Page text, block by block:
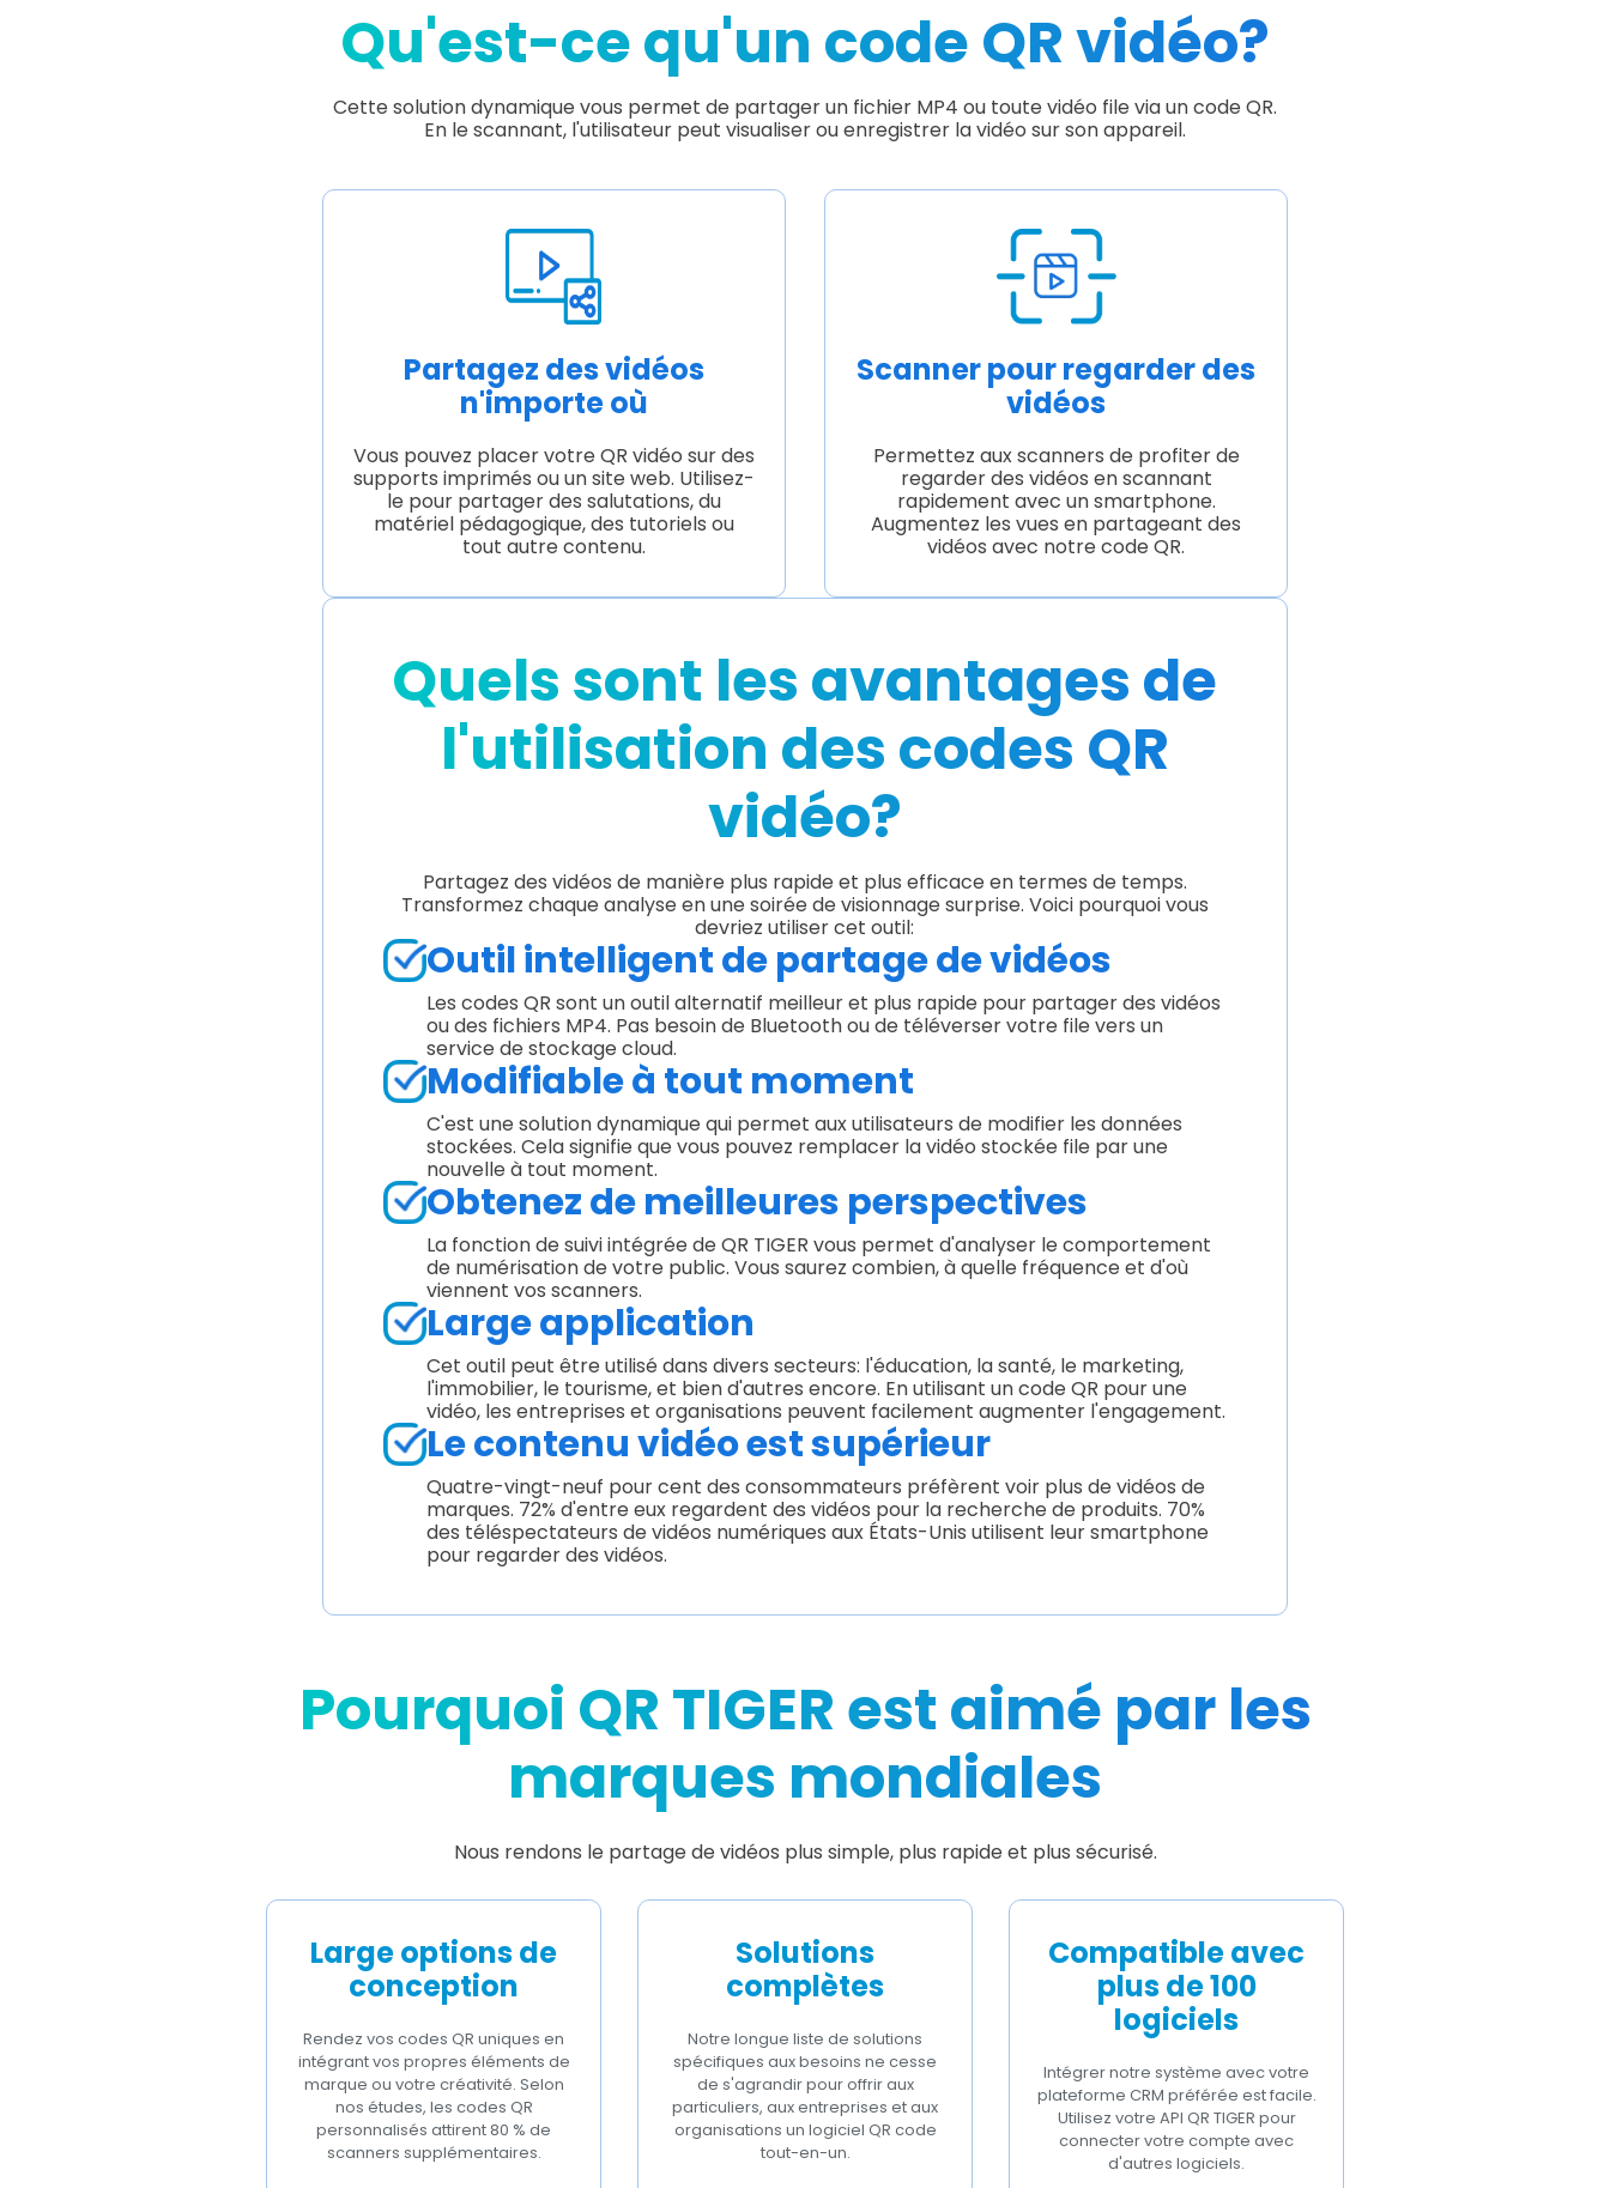
Qu'est-ce qu'un code QR vidéo?
Cette solution dynamique vous permet de partager un fichier MP4 ou toute vidéo file via un code QR.
En le scannant, l'utilisateur peut visualiser ou enregistrer la vidéo sur son appareil.
Partagez des vidéos
n'importe où
Vous pouvez placer votre QR vidéo sur des
supports imprimés ou un site web. Utilisez-
le pour partager des salutations, du
matériel pédagogique, des tutoriels ou
tout autre contenu.
Scanner pour regarder des
vidéos
Permettez aux scanners de profiter de
regarder des vidéos en scannant
rapidement avec un smartphone.
Augmentez les vues en partageant des
vidéos avec notre code QR.
Quels sont les avantages de
l'utilisation des codes QR
vidéo?
Partagez des vidéos de manière plus rapide et plus efficace en termes de temps.
Transformez chaque analyse en une soirée de visionnage surprise. Voici pourquoi vous
devriez utiliser cet outil:
Outil intelligent de partage de vidéos
Les codes QR sont un outil alternatif meilleur et plus rapide pour partager des vidéos
ou des fichiers MP4. Pas besoin de Bluetooth ou de téléverser votre file vers un
service de stockage cloud.
Modifiable à tout moment
C'est une solution dynamique qui permet aux utilisateurs de modifier les données
stockées. Cela signifie que vous pouvez remplacer la vidéo stockée file par une
nouvelle à tout moment.
Obtenez de meilleures perspectives
La fonction de suivi intégrée de QR TIGER vous permet d'analyser le comportement
de numérisation de votre public. Vous saurez combien, à quelle fréquence et d'où
viennent vos scanners.
Large application
Cet outil peut être utilisé dans divers secteurs: l'éducation, la santé, le marketing,
l'immobilier, le tourisme, et bien d'autres encore. En utilisant un code QR pour une
vidéo, les entreprises et organisations peuvent facilement augmenter l'engagement.
Le contenu vidéo est supérieur
Quatre-vingt-neuf pour cent des consommateurs préfèrent voir plus de vidéos de
marques. 72% d'entre eux regardent des vidéos pour la recherche de produits. 70%
des téléspectateurs de vidéos numériques aux États-Unis utilisent leur smartphone
pour regarder des vidéos.
Pourquoi QR TIGER est aimé par les
marques mondiales
Nous rendons le partage de vidéos plus simple, plus rapide et plus sécurisé.
Large options de
conception
Rendez vos codes QR uniques en
intégrant vos propres éléments de
marque ou votre créativité. Selon
nos études, les codes QR
personnalisés attirent 80 % de
scanners supplémentaires.
Solutions
complètes
Notre longue liste de solutions
spécifiques aux besoins ne cesse
de s'agrandir pour offrir aux
particuliers, aux entreprises et aux
organisations un logiciel QR code
tout-en-un.
Compatible avec
plus de 100
logiciels
Intégrer notre système avec votre
plateforme CRM préférée est facile.
Utilisez votre API QR TIGER pour
connecter votre compte avec
d'autres logiciels.